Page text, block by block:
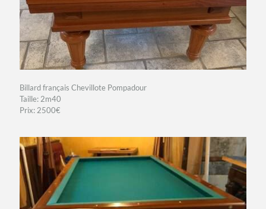
Billard français Chevillote Pompadour
Taille: 2m40
Prix: 2500€